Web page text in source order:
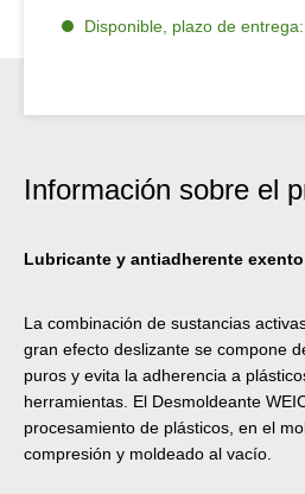
Disponible, plazo de
Información sobre el
Lubricante y antiadherente
La combinación de sustancias
gran efecto deslizante se compone
puros y evita la adherencia a
herramientas. El Desmoldeante
procesamiento de plásticos, en el
compresión y moldeado al vacío.